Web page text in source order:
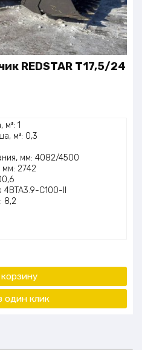
REDSTAR T17,5/24
1
м³: 0,3
мм: 4082/4500
мм: 2742
C100-II
8,2
один клик